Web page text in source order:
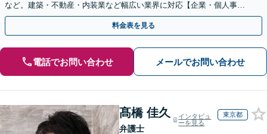
など。建築・不動産・内装業など幅広い業界に対応【企業・個人事業
主の方初回面談無料】
料金表を見る
電話でお問い合わせ メールでお問い合わせ
髙橋 佳久
弁護士
インタビュ
ーを見る
東京都